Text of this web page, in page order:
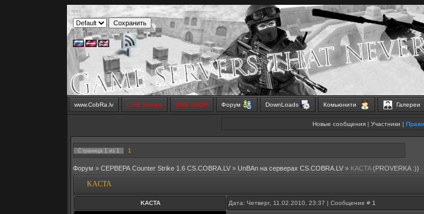
www.CobRa.lv LIVE Stream SMS SHOP Форум DownLoads Комьюнити Галереи
Новые сообщения | Участники |
Страница 1 из 1 1
Форум » СЕРВЕРА Counter Strike 1.6 CS.COBRA.LV » UnBAn на серверах CS.COBRA.LV » KACTA (PROVERKA :))
KACTA
KACTA Дата: Четверг, 11.02.2010, 23:37 | Сообщение # 1